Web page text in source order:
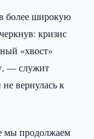
более широкую
кризис
«хвост»
— служит
не вернулась к
мы продолжаем